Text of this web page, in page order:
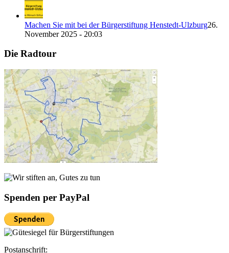
Machen Sie mit bei der Bürgerstiftung Henstedt-Ulzburg26.
November 2025 - 20:03
Die Radtour
Spenden per PayPal
Postanschrift: